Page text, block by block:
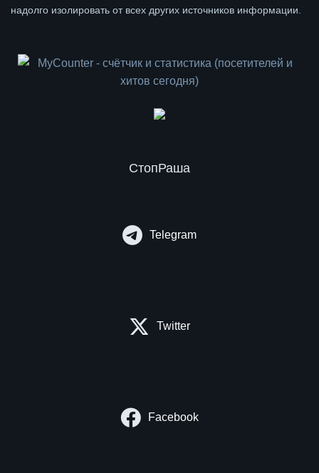
надолго изолировать от всех других источников информации.
СтопРаша
Telegram
Twitter
Facebook